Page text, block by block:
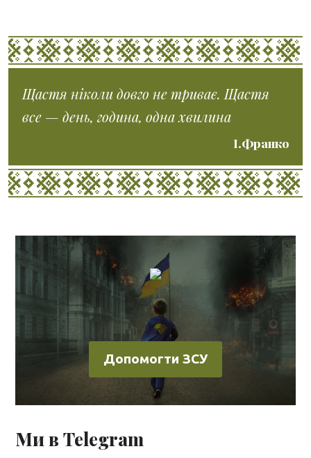
Щастя ніколи довго не триває. Щастя
все — день, година, одна хвилина
І.Франко
Допомогти ЗСУ
Ми в Telegram